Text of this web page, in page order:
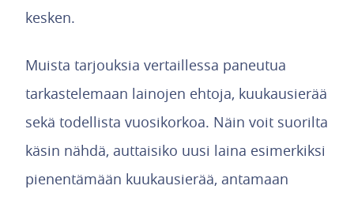
kesken.
Muista tarjouksia vertaillessa paneutua
tarkastelemaan lainojen ehtoja, kuukausierää
sekä todellista vuosikorkoa. Näin voit suorilta
käsin nähdä, auttaisiko uusi laina esimerkiksi
pienentämään kuukausierää, antamaan